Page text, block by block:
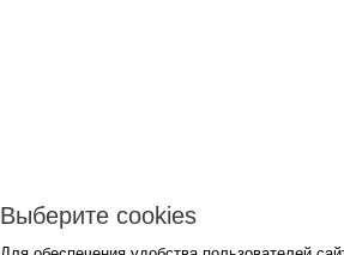
Выберите cookies